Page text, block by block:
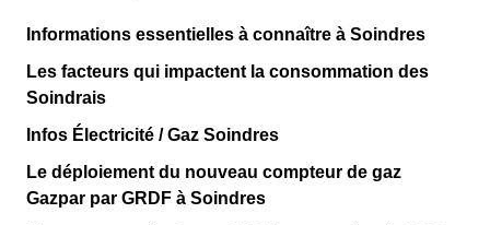
Informations essentielles à connaître à Soindres
Les facteurs qui impactent la consommation des
Soindrais
Infos Électricité / Gaz Soindres
Le déploiement du nouveau compteur de gaz
Gazpar par GRDF à Soindres